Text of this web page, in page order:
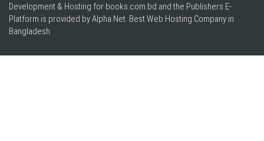
Development & Hosting for books.com.bd and the Publishers E-
Platform is provided by Alpha Net. BestWeb Hosting Company in
Bangladesh.